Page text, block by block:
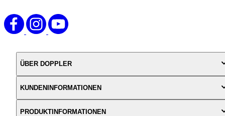
ÜBER DOPPLER
KUNDENINFORMATIONEN
PRODUKTINFORMATIONEN